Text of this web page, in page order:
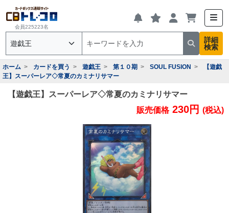
会員225223名
詳細
検索
ホーム カードを買う 遊戯王 第１０期 SOUL FUSION
【遊戯
王】スーパーレア◇常夏のカミナリサマー
【遊戯王】スーパーレア◇常夏のカミナリサマー
販売価格 230円 (税込)